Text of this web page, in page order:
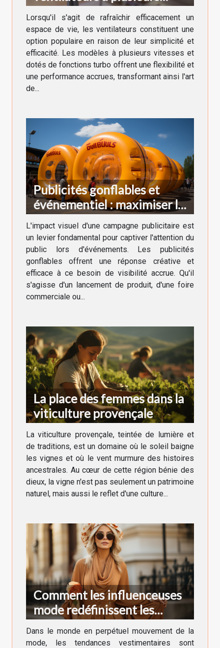
vitesses et fonctions turbo
Lorsqu'il s'agit de rafraîchir efficacement un
espace de vie, les ventilateurs constituent une
option populaire en raison de leur simplicité et
efficacité. Les modèles à plusieurs vitesses et
dotés de fonctions turbo offrent une flexibilité et
une performance accrues, transformant ainsi l'art
de...
Publicités gonflables et
événementiel : maximiser la
visibilité
L'impact visuel d'une campagne publicitaire est
un levier fondamental pour captiver l'attention du
public lors d'événements. Les publicités
gonflables offrent une réponse créative et
efficace à ce besoin de visibilité accrue. Qu'il
s'agisse d'un lancement de produit, d'une foire
commerciale ou...
La place des femmes dans la
viticulture provençale
La viticulture provençale, teintée de lumière et
de traditions, est un domaine où le soleil baigne
les vignes et où le vent murmure des histoires
ancestrales. Au cœur de cette région bénie des
dieux, la vigne n'est pas seulement un patrimoine
naturel, mais aussi le reflet d'une culture...
Comment les influenceuses
mode redéfinissent les
tendances vestimentaires en
France
Dans le monde en perpétuel mouvement de la
mode, les tendances vestimentaires sont